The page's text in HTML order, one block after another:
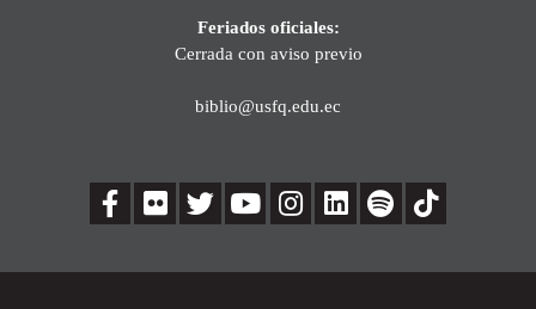
Feriados oficiales:
Cerrada con aviso previo
biblio@usfq.edu.ec